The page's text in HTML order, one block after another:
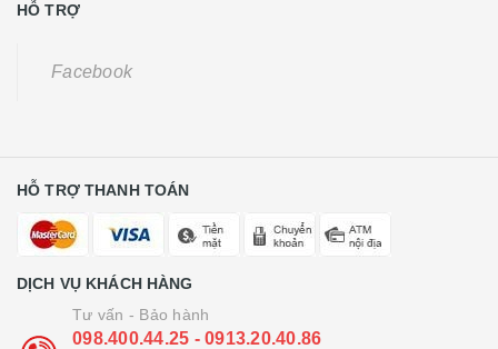
HỖ TRỢ
Facebook
HỖ TRỢ THANH TOÁN
DỊCH VỤ KHÁCH HÀNG
Tư vấn - Bảo hành
098.400.44.25 - 0913.20.40.86